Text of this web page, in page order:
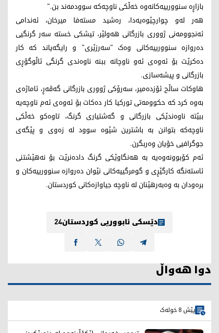
بازاڕە سنوورییەکانەوە خەڵکی ناوچەکە سوودمەند بن."
هەر لەو چوارچێوەیەدا، رەشید مستەفا میرخان، ئەندامی
ئەنجوومەنی ژووری بازرگانی هەولێر، تیشکی خستە سەر گرنگیی
دەروازە سنوورییەکانی وەک "سەرزێری" و رایگەیاند کە کار
دەکرێت بۆ ئەوەی ئەو ناوچانە ببنە ناوەندی گرنگی ئاڵوگۆڕی
بازرگانی و پیشەسازی.
هاوکات ساڵح ئۆزدەمیر، سەرۆکی ژووری بازرگانی گەڤەڕ، ئاماژەی
بەوە کرد کە حکوومەتی تورکیا کار دەکات بۆ ئەوەی ئەم ناوچەیە
ببێتە ناوەندێکی بازرگانی و گەشتیاری گرنگ، تاوەکو خەڵکی
ناوچەکە بتوانن بە باشترین شێوە سوود لە زەوی و پێگەی
جوگرافیی خۆیان وەربگرن.
ئەم کۆبوونەوەیە بە هەنگاوێکی گرنگ دادەنرێت بۆ نەهێشتنی
ئاستەنگە کارگێڕی و گومرگییەکانی نێوان دەروازە سنوورییەکان و
برەودان بە وەبەرهێنان لە ناوچە جیاوازەکانی کوردستان.
دێسکی ئابووریی کوردستان24
دوا هەواڵ
پێش 8 خولەک